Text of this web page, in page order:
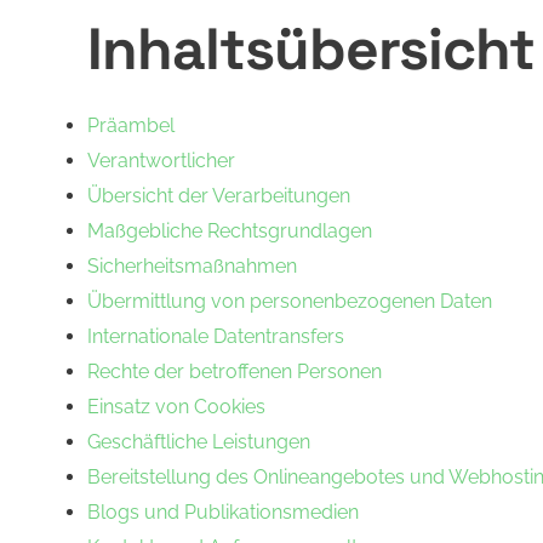
Inhaltsübersicht
Präambel
Verantwortlicher
Übersicht der Verarbeitungen
Maßgebliche Rechtsgrundlagen
Sicherheitsmaßnahmen
Übermittlung von personenbezogenen Daten
Internationale Datentransfers
Rechte der betroffenen Personen
Einsatz von Cookies
Geschäftliche Leistungen
Bereitstellung des Onlineangebotes und
Blogs und Publikationsmedien